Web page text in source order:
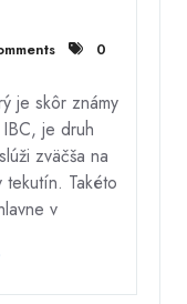
0
je skôr známy
je druh
zväčša na
tekutín. Takéto
v